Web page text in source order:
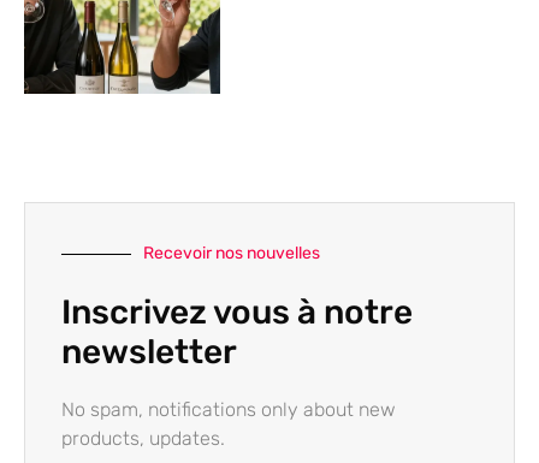
Recevoir nos nouvelles
Inscrivez vous à notre
newsletter
No spam, notifications only about new
products, updates.